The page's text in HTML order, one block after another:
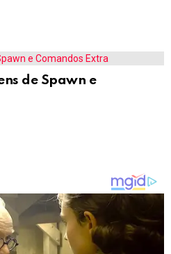
de Spawn e